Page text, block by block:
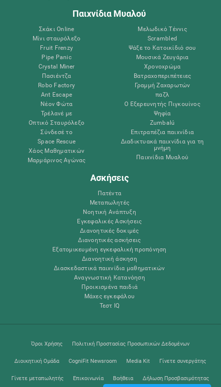
Παιχνίδια Μυαλού
Σκάκι Online
Μίνι σταυρόλεξο
Fruit Frenzy
Pipe Panic
Crystal Miner
Πασιέντζα
Robo Factory
Ant Escape
Νέον Φώτα
Τρέλανέ με
Οπτικό Σταυρόλεξο
Σύνδεσέ το
Space Rescue
Χάος Μαθηματικών
Μαρμάρινος Αγώνας
Μελωδικό Τέννις
Scrambled
Ψάξε το Κατοικίδιό σου
Μουσικά Ζευγάρια
Χρονοχρώμα
Βατραχοπεριπέτειες
Γραμμή Ζαχαρωτών
παζλ
Ο Εξερευνητής Πιγκουίνος
Ψηφία
Zumbalú
Επιτραπέζια παιχνίδια
Διαδικτυακά παιχνίδια για τη
μνήμη
Παιχνίδια Μυαλού
Ασκήσεις
Πατέντα
Μεταπωλητές
Νοητική Ανάπτυξη
Εγκεφαλικές Ασκήσεις
Διανοητικές δοκιμές
Διανοητικές ασκήσεις
Εξατομικευμένη εγκεφαλική προπόνηση
Διανοητική άσκηση
Διασκεδαστικά παιχνίδια μαθηματικών
Αναγνωστική Κατανόηση
Προικισμένα παιδιά
Μάχες εγκεφάλου
Τεστ IQ
Όροι Χρήσης Πολιτική Προστασίας Προσωπικών Δεδομένων
Διοικητική Ομάδα CogniFit Newsroom Media Kit Γίνετε συνεργάτης
Γίνετε μεταπωλητής Επικοινωνία Βοήθεια Δήλωση Προσβασιμότητας